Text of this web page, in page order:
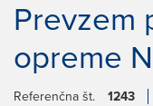
Prevzem
opreme
Referenčna št. 1243